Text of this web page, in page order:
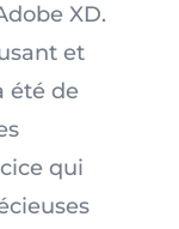
XD.
et
été de
qui